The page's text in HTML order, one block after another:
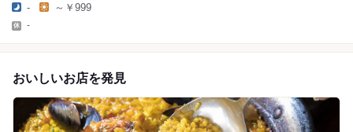
- ～￥999
-
おいしいお店を発見